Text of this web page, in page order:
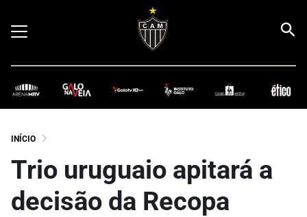
INÍCIO
Trio uruguaio apitará a
decisão da Recopa